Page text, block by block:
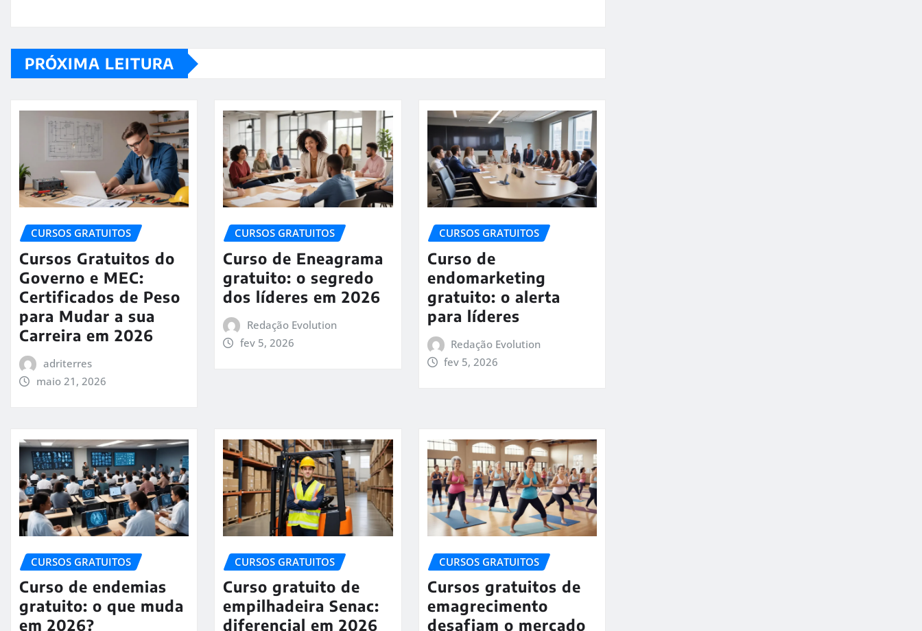
PRÓXIMA LEITURA
CURSOS GRATUITOS
Cursos Gratuitos do
Governo e MEC:
Certificados de Peso
para Mudar a sua
Carreira em 2026
adriterres
maio 21, 2026
CURSOS GRATUITOS
Curso de Eneagrama
gratuito: o segredo
dos líderes em 2026
Redação Evolution
fev 5, 2026
CURSOS GRATUITOS
Curso de
endomarketing
gratuito: o alerta
para líderes
Redação Evolution
fev 5, 2026
CURSOS GRATUITOS
Curso de endemias
gratuito: o que muda
em 2026?
CURSOS GRATUITOS
Curso gratuito de
empilhadeira Senac:
diferencial em 2026
CURSOS GRATUITOS
Cursos gratuitos de
emagrecimento
desafiam o mercado